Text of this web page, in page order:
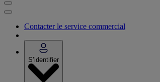
Contacter le service commercial
S’identifier